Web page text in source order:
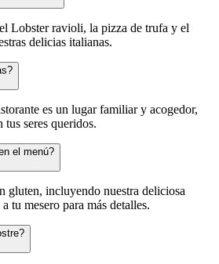
Lobster ravioli, la pizza de trufa y el
delicias italianas.
es un lugar familiar y acogedor,
seres queridos.
el menú?
gluten, incluyendo nuestra deliciosa
tu mesero para más detalles.